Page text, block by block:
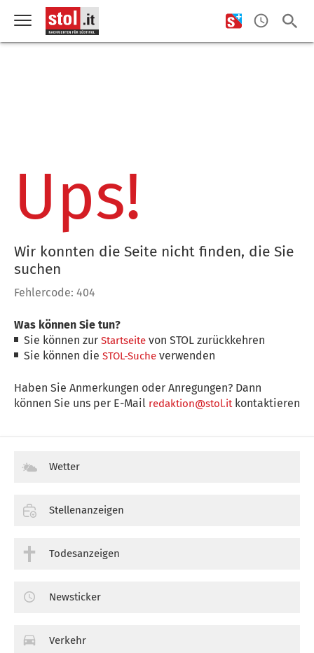
Ups!
Wir konnten die Seite nicht finden, die Sie
suchen
Fehlercode: 404
Was können Sie tun?
Sie können zurStartseite von STOL zurückkehren
Sie können dieSTOL-Suche verwenden
Haben Sie Anmerkungen oder Anregungen? Dann
können Sie uns per E-Mail redaktion@stol.itkontaktieren
Wetter
Stellenanzeigen
Todesanzeigen
Newsticker
Verkehr